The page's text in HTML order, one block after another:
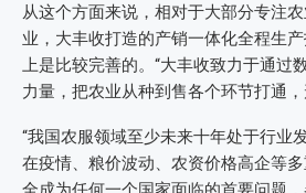
从这个方面来说，相对于大部分专注
业，大丰收打造的产销一体化全程生
上是比较完善的。“大丰收致力于通过
力量，把农业从种到售各个环节打通
“我国农服领域至少未来十年处于行业
在疫情、粮价波动、农资价格高企等